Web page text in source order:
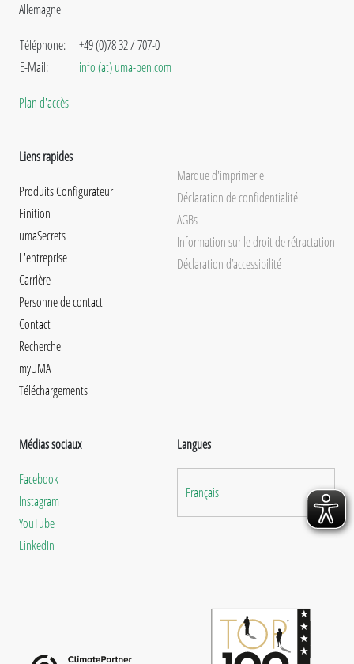
Allemagne
Téléphone:
E-Mail:
+49 (0)78 32 / 707-0
info (at) uma-pen.com
Plan d'accès
Liens rapides
Produits Configurateur
Finition
umaSecrets
L'entreprise
Carrière
Personne de contact
Contact
Recherche
myUMA
Téléchargements
Marque d'imprimerie
Déclaration de confidentialité
AGBs
Information sur le droit de rétractation
Déclaration d’accessibilité
Médias sociaux
Facebook
Instagram
YouTube
LinkedIn
Langues
Français